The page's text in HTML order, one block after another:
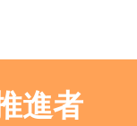
進者